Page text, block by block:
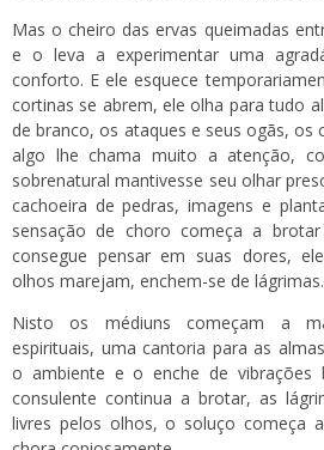
Mas o cheiro das ervas queimadas
e o leva a experimentar uma
conforto. E ele esquece
cortinas se abrem, ele olha para tudo
de branco, os ataques e seus ogãs, os
algo lhe chama muito a atenção,
sobrenatural mantivesse seu olhar
cachoeira de pedras, imagens e
sensação de choro começa a
consegue pensar em suas dores,
olhos marejam, enchem-se de lágrimas.
Nisto os médiuns começam a
espirituais, uma cantoria para as
o ambiente e o enche de vibrações
consulente continua a brotar, as
livres pelos olhos, o soluço começa